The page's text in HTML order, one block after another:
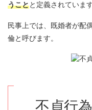
8.6. 不倫裁判を
不倫裁判を
うことと定義されています
民事上では、既婚者が配
倫と呼びます。
不貞行